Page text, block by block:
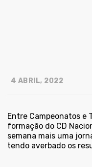
4 ABRIL, 2022
Entre Campeonatos e
formação do CD
semana mais uma
tendo averbado os